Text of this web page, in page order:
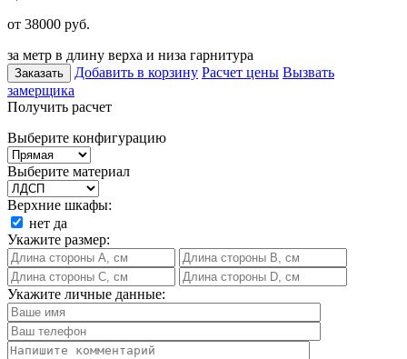
от 38000 руб.
за метр в длину верха и низа гарнитура
Заказать Добавить в корзину Расчет цены Вызвать
замерщика
Получить расчет
Выберите конфигурацию
Выберите материал
Верхние шкафы:
нет да
Укажите размер:
Укажите личные данные: